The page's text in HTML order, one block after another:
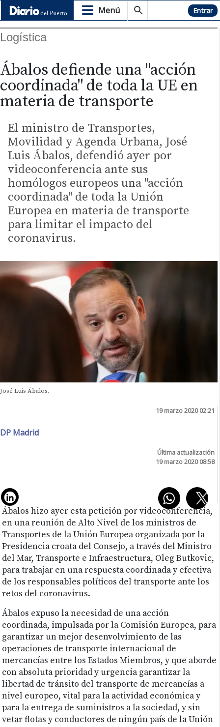
Menú Hemeroteca Entrar
Logística
Ábalos defiende una "acción
coordinada" de toda la UE en
materia de transporte
El ministro de Transportes,
Movilidad y Agenda Urbana, José
Luis Ábalos, defendió ayer por
videoconferencia ante sus
homólogos europeos una "acción
coordinada" de toda la Unión
Europea en materia de transporte
para limitar el impacto del
coronavirus.
José Luis Ábalos.
19 marzo 2020 02:21
DP Madrid
Última actualización
19 marzo 2020 08:58
Ábalos hizo ayer esta petición por videoconferencia,
en una reunión de Alto Nivel de los ministros de
Transportes de la Unión Europea organizada por la
Presidencia croata del Consejo, a través del Ministro
del Mar, Transporte e Infraestructura, Oleg Butkovic,
para trabajar en una respuesta coordinada y efectiva
de los responsables políticos del transporte ante los
retos del coronavirus.
Ábalos expuso la necesidad de una acción
coordinada, impulsada por la Comisión Europea, para
garantizar un mejor desenvolvimiento de las
operaciones de transporte internacional de
mercancías entre los Estados Miembros, y que aborde
con absoluta prioridad y urgencia garantizar la
libertad de tránsito del transporte de mercancías a
nivel europeo, vital para la actividad económica y
para la entrega de suministros a la sociedad, y sin
vetar flotas y conductores de ningún país de la Unión